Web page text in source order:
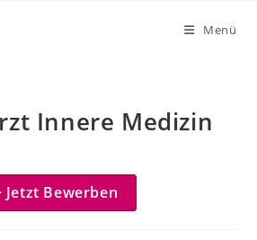
Menü
Innere Medizin
Jetzt Bewerben